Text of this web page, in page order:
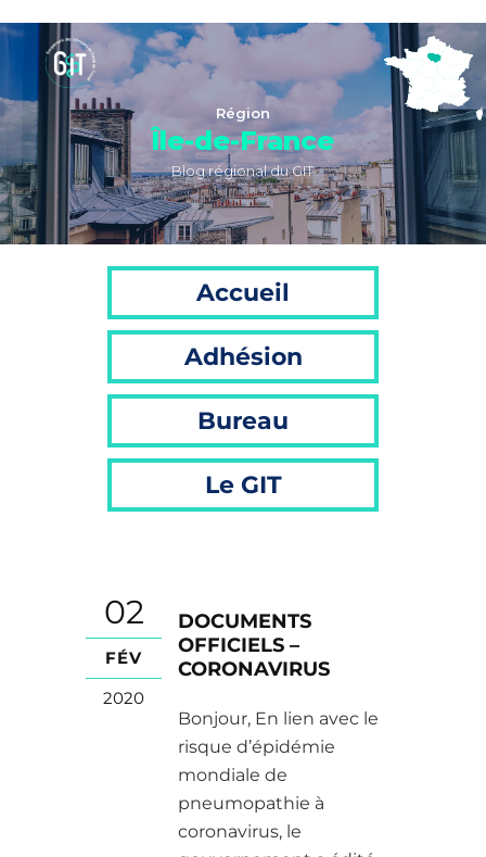
Région
Île-de-France
Blog régional du GIT
Accueil
Adhésion
Bureau
Le GIT
02
FÉV
2020
DOCUMENTS
OFFICIELS –
CORONAVIRUS
Bonjour, En lien avec le
risque d’épidémie
mondiale de
pneumopathie à
coronavirus, le